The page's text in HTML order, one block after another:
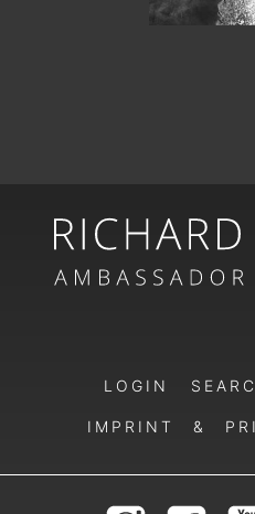
LOGIN
IMPRINT &